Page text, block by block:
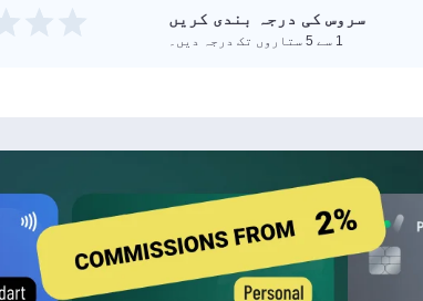
سروس کی درجہ بندی کریں
1 سے 5 ستاروں تک درجہ دیں۔